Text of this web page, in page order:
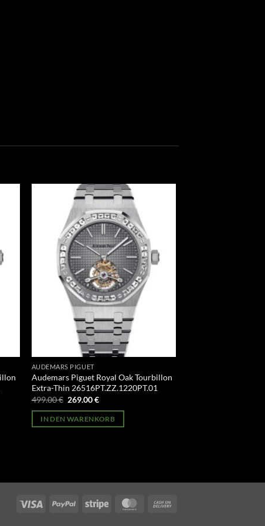
AUDEMARS PIGUET
Audemars Piguet Royal Oak Tourbillon
Extra-Thin 26516PT.ZZ.1220PT.01
499.00€ Ursprünglicher
war:
499.00 €
269.00€Aktueller
ist:
269.00 €.
IN DEN WARENKORB
Visa PayPal Stripe MasterCard